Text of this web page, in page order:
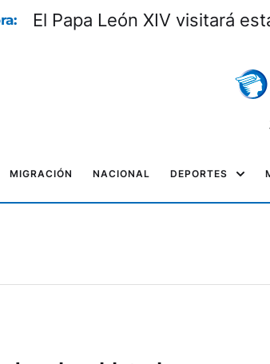
El Papa León XIV visitará
MIGRACIÓN NACIONAL DEPORTES